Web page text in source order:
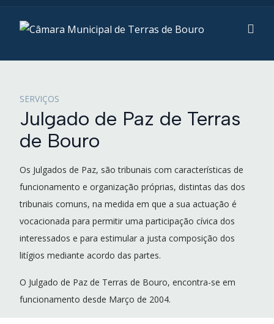
SERVIÇOS
Julgado de Paz de Terras
de Bouro
Os Julgados de Paz, são tribunais com características de
funcionamento e organização próprias, distintas das dos
tribunais comuns, na medida em que a sua actuação é
vocacionada para permitir uma participação cívica dos
interessados e para estimular a justa composição dos
litígios mediante acordo das partes.
O Julgado de Paz de Terras de Bouro, encontra-se em
funcionamento desde Março de 2004.